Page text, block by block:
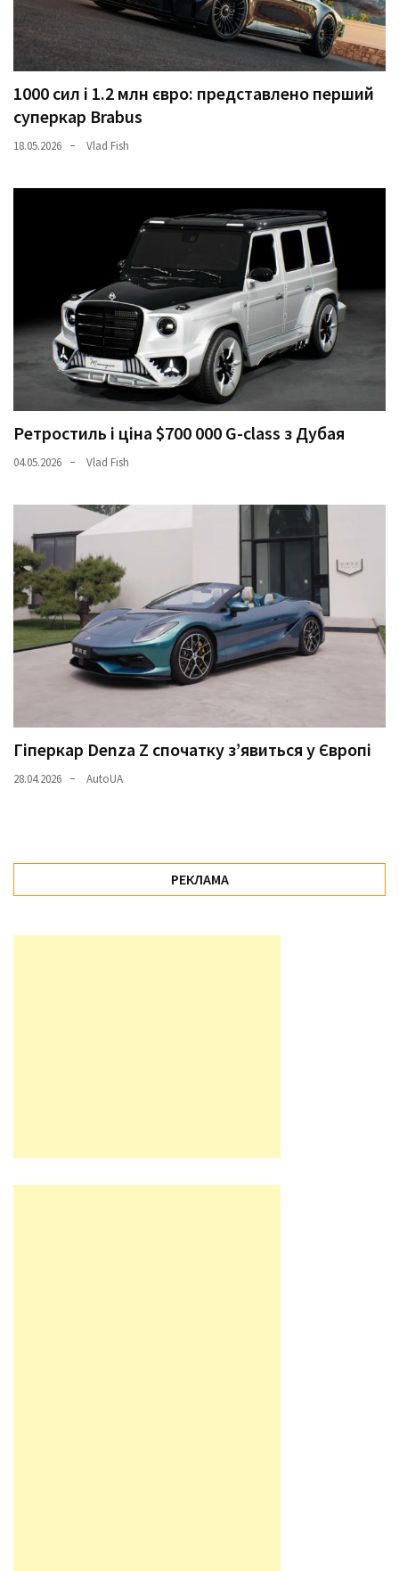
1000 сил і 1.2 млн євро: представлено перший
суперкар Brabus
18.05.2026 Vlad Fish
Ретростиль і ціна $700 000 G-class з Дубая
04.05.2026 Vlad Fish
Гіперкар Denza Z спочатку з’явиться у Європі
28.04.2026 AutoUA
РЕКЛАМА